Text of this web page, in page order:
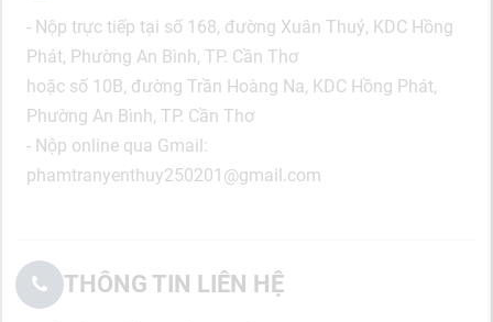
- Nộp trực tiếp tại số 168, đường Xuân Thuỷ, KDC Hồng
Phát, Phường An Bình, TP. Cần Thơ
hoặc số 10B, đường Trần Hoàng Na, KDC Hồng Phát,
Phường An Bình, TP. Cần Thơ
- Nộp online qua Gmail:
phamtranyenthuy250201@gmail.com
THÔNG TIN LIÊN HỆ